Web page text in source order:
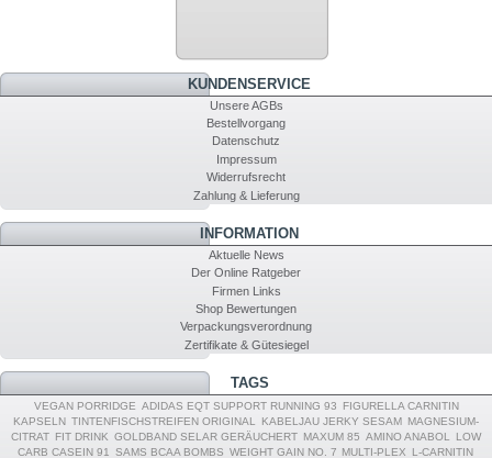
KUNDENSERVICE
Unsere AGBs
Bestellvorgang
Datenschutz
Impressum
Widerrufsrecht
Zahlung & Lieferung
INFORMATION
Aktuelle News
Der Online Ratgeber
Firmen Links
Shop Bewertungen
Verpackungsverordnung
Zertifikate & Gütesiegel
TAGS
VEGAN PORRIDGE ADIDAS EQT SUPPORT RUNNING 93
FIGURELLA CARNITIN
KAPSELN TINTENFISCHSTREIFEN ORIGINAL KABELJAU JERKY SESAM MAGNESIUM-
CITRAT FIT DRINK GOLDBAND SELAR GERÄUCHERT MAXUM 85 AMINO ANABOL
LOW
CARB CASEIN 91
SAMS BCAA BOMBS WEIGHT GAIN NO. 7 MULTI-PLEX L-CARNITIN